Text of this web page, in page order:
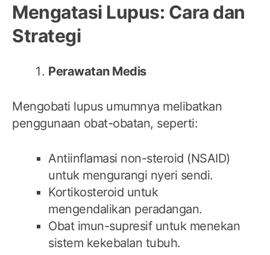
Mengatasi Lupus: Cara dan
Strategi
Perawatan Medis
Mengobati lupus umumnya melibatkan
penggunaan obat-obatan, seperti:
Antiinflamasi non-steroid (NSAID)
untuk mengurangi nyeri sendi.
Kortikosteroid untuk
mengendalikan peradangan.
Obat imun-supresif untuk menekan
sistem kekebalan tubuh.